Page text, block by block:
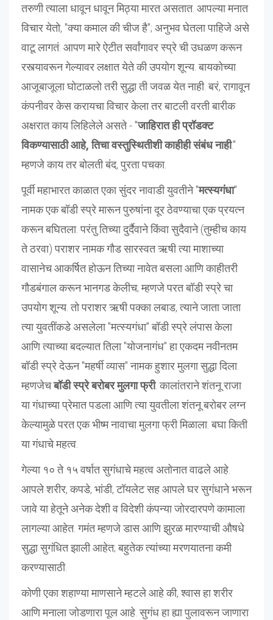
तरुणी त्याला धावून धावून मिठ्या मारत असतात. आपल्या मनात
विचार येतो, "क्या कमाल की चीज है"; अनुभव घेतला पाहिजे असे
वाटू लागतं. आपण मारे ऐटीत सर्वांगावर स्प्रे ची उधळण करून
रस्त्यावरून गेल्यावर लक्षात येते की उपयोग शून्य. बायकोच्या
आजूबाजूला घोटाळलो तरी सुद्धा ती जवळ येत नाही. बरं, रागावून
कंपनीवर केस करायचा विचार केला तर बाटली वरती बारीक
अक्षरात काय लिहिलेले असते - "जाहिरात ही प्रॉडक्ट
विकण्यासाठी आहे, तिचा वस्तुस्थितीशी काहीही संबंध नाही."
म्हणजे काय तर बोलती बंद, पुरता पचका.
पूर्वी महाभारत काळात एका सुंदर नावाडी युवतीने "मत्स्यगंधा"
नामक एक बॉडी स्प्रे मारून पुरुषांना दूर ठेवण्याचा एक प्रयत्न
करून बघितला. परंतु तिच्या दुर्दैवाने किंवा सुदैवाने (तुम्हीच काय
ते ठरवा) पराशर नामक गौड सारस्वत ऋषी त्या माशाच्या
वासानेच आकर्षित होऊन तिच्या नावेत बसला आणि काहीतरी
गौडबंगाल करून भानगड केलीच; म्हणजे परत बॉडी स्प्रे चा
उपयोग शून्य. तो पराशर ऋषी पक्का लबाड, त्याने जाता जाता
त्या युवतींकडे असलेला "मत्स्यगंधा" बॉडी स्प्रे लंपास केला
आणि त्याच्या बदल्यात तिला "योजनागंध" हा एकदम नवीनतम
बॉडी स्प्रे देऊन "महर्षी व्यास" नामक हुशार मुलगा सुद्धा दिला.
म्हणजेचबॉडी स्प्रे बरोबर मुलगा फ्री. कालांतराने शंतनू राजा
या गंधाच्या प्रेमात पडला आणि त्या युवतीला शंतनू बरोबर लग्न
केल्यामुळे परत एक भीष्म नावाचा मुलगा फ्री मिळाला. बघा किती
या गंधाचे महत्व.
गेल्या १० ते १५ वर्षात सुगंधाचे महत्व अतोनात वाढले आहे.
आपले शरीर, कपडे, भांडी, टॉयलेट सह आपले घर सुगंधाने भरून
जावे या हेतूने अनेक देशी व विदेशी कंपन्या जोरदारपणे कामाला
लागल्या आहेत. गमंत म्हणजे डास आणि झुरळ मारण्याची औषधे
सुद्धा सुगंधित झाली आहेत; बहुतेक त्यांच्या मरणयातना कमी
करण्यासाठी.
कोणी एका शहाण्या माणसाने म्हटले आहे की, श्वास हा शरीर
आणि मनाला जोडणारा पूल आहे. सुगंध हा ह्या पुलावरून जाणारा